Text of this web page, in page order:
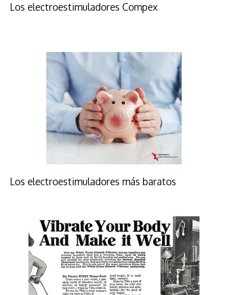
Los electroestimuladores Compex
Los electroestimuladores más baratos